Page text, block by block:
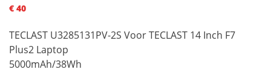
€ 40
TECLAST U3285131PV-2S Voor TECLAST 14 Inch F7
Plus2 Laptop
5000mAh/38Wh